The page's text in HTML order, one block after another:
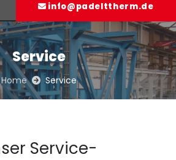
 info@padelttherm.de
Service
Home  Service
Service-